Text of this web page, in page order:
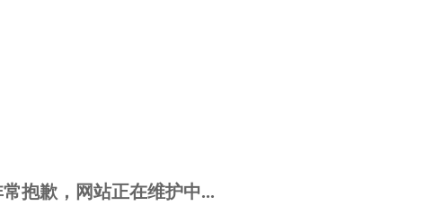
抱歉，网站正在维护中...